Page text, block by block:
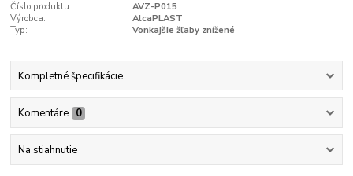
Číslo produktu:
AVZ-P015
Výrobca:
AlcaPLAST
Typ:
Vonkajšie žľaby znížené
Kompletné špecifikácie
Komentáre 0
Na stiahnutie